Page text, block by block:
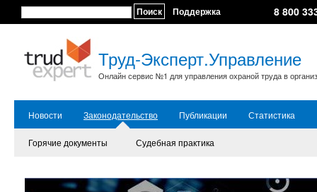
Поиск Поддержка 8 800
Труд-Эксперт.Управление
Онлайн сервис №1 для управления охраной труда в
Новости Законодательство Публикации Статистика
Горячие документы Судебная практика